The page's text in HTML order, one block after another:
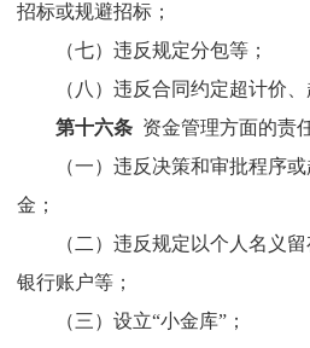
招标或规避招标；
（七）违反规定分包等；
（八）违反合同约定超计价
第十六条 资金管理方面的责
（一）违反决策和审批程序
金；
（二）违反规定以个人名义
银行账户等；
（三）设立“小金库” ；